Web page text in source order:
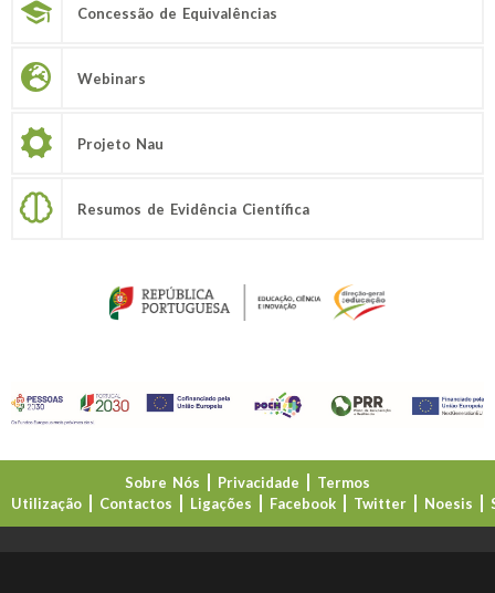
Concessão de Equivalências
Webinars
Projeto Nau
Resumos de Evidência Científica
Sobre Nós Privacidade
Termos
Utilização
Contactos Ligações Facebook Twitter Noesis